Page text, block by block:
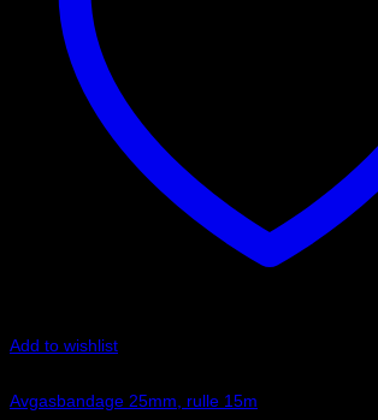
Add to wishlist
Avgasbandage 25mm, rulle 15m